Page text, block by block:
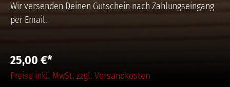
Wir versenden Deinen Gutschein nach Zahlungseingang
per Email.
25,00 €*
Preise inkl. MwSt. zzgl. Versandkosten